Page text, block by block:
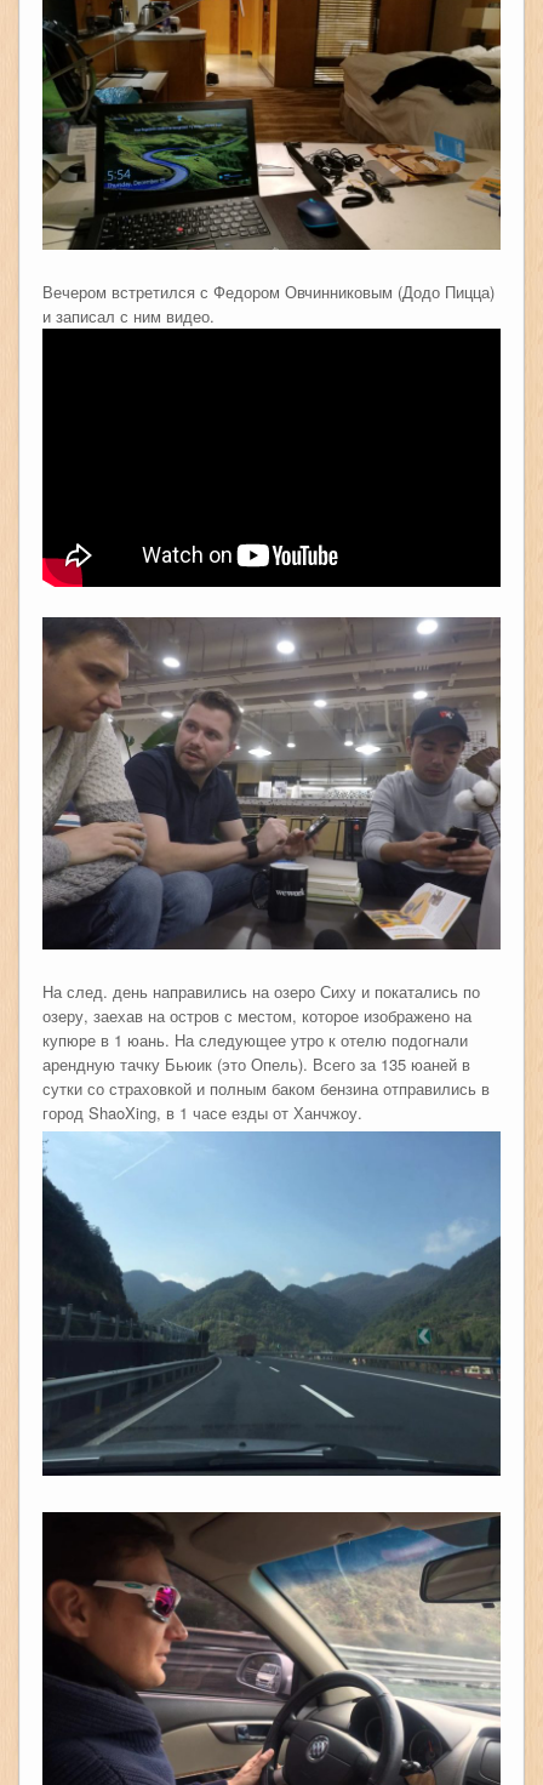
Вечером встретился с Федором Овчинниковым (Додо Пицца)
и записал с ним видео.
На след. день направились на озеро Сиху и покатались по
озеру, заехав на остров с местом, которое изображено на
купюре в 1 юань. На следующее утро к отелю подогнали
арендную тачку Бьюик (это Опель). Всего за 135 юаней в
сутки со страховкой и полным баком бензина отправились в
город ShaoXing, в 1 часе езды от Ханчжоу.